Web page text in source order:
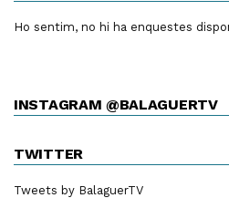
Ho sentim, no hi ha enquestes
INSTAGRAM @BALAGUERTV
TWITTER
Tweets by BalaguerTV